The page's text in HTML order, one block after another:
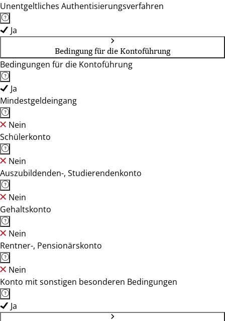
Unentgeltliches Authentisierungsverfahren
Ja
Bedingung für die Kontoführung
Bedingungen für die Kontoführung
Ja
Mindestgeldeingang
Nein
Schülerkonto
Nein
Auszubildenden-, Studierendenkonto
Nein
Gehaltskonto
Nein
Rentner-, Pensionärskonto
Nein
Konto mit sonstigen besonderen Bedingungen
Ja